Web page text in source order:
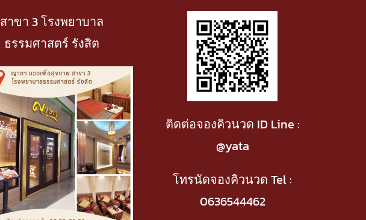
สาขา 3 โรงพยาบาล
ธรรมศาสตร์ รังสิต
ติดต่อจองคิวนวด ID Line :
@yata
โทรนัดจองคิวนวด Tel :
0636544462